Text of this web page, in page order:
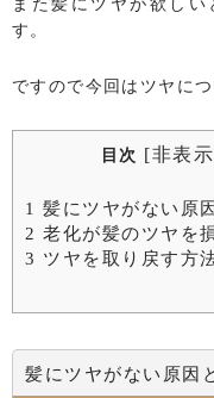
また髪にツヤが欲し
す。
ですので今回はツヤに
目次 [非表示
1 髪にツヤがない原
2 老化が髪のツヤを
3 ツヤを取り戻す方
髪にツヤがない原因